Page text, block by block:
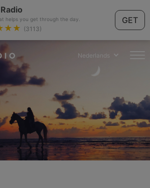
helps you get through the day.
(3113)
GET
Nederlands